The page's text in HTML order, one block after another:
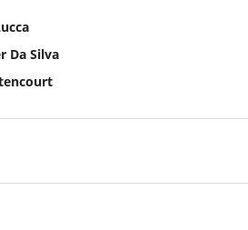
Da Silva